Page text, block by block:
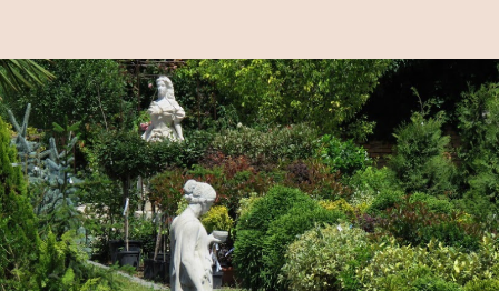
NYEREMÉNYJÁTÉK / REGISZTRÁCIÓ